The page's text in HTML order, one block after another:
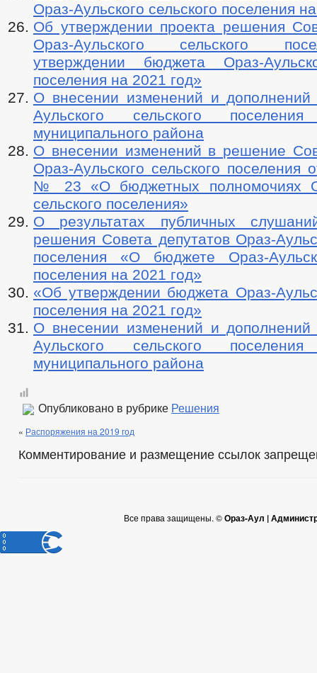
Ораз-Аульского сельского поселения
Об утверждении проекта решения
Ораз-Аульского сельского
утверждении бюджета Ораз-
поселения на 2021 год»
О внесении изменений и
Аульского сельского поселения
муниципального района
О внесении изменений в решение
Ораз-Аульского сельского поселения
№ 23 «О бюджетных полномочиях
сельского поселения»
О результатах публичных
решения Совета депутатов Ораз-
поселения «О бюджете Ораз-
поселения на 2021 год»
«Об утверждении бюджета Ораз-
поселения на 2021 год»
О внесении изменений и
Аульского сельского поселения
муниципального района
Опубликовано в рубрике Решения
« Распоряжения на 2019 год
Комментирование и размещение ссылок
Все права защищены. ©Ораз-Аул |